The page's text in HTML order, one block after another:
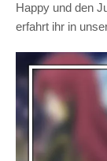
Happy und den
erfahrt ihr in